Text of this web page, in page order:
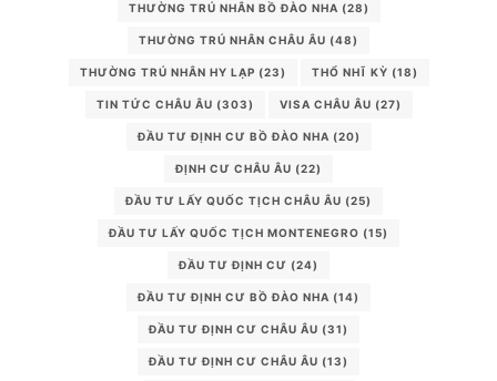
THƯỜNG TRÚ NHÂN BỒ ĐÀO NHA (28)
THƯỜNG TRÚ NHÂN CHÂU ÂU (48)
THƯỜNG TRÚ NHÂN HY LẠP (23) THỔ NHĨ KỲ (18)
TIN TỨC CHÂU ÂU (303) VISA CHÂU ÂU (27)
ĐẦU TƯ ĐỊNH CƯ BỒ ĐÀO NHA (20)
ĐỊNH CƯ CHÂU ÂU (22)
ĐẦU TƯ LẤY QUỐC TỊCH CHÂU ÂU (25)
ĐẦU TƯ LẤY QUỐC TỊCH MONTENEGRO (15)
ĐẦU TƯ ĐỊNH CƯ (24)
ĐẦU TƯ ĐỊNH CƯ BỒ ĐÀO NHA (14)
ĐẦU TƯ ĐỊNH CƯ CHÂU ÂU (31)
ĐẦU TƯ ĐỊNH CƯ CHÂU ÂU (13)